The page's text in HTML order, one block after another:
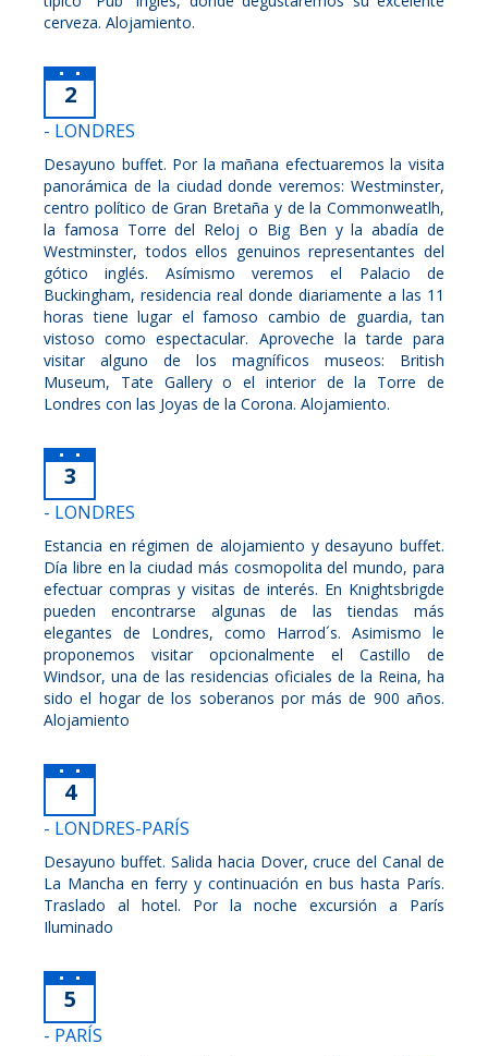
cerveza. Alojamiento.
2
- LONDRES
Desayuno buffet. Por la mañana efectuaremos la visita
panorámica de la ciudad donde veremos: Westminster,
centro político de Gran Bretaña y de la Commonweatlh,
la famosa Torre del Reloj o Big Ben y la abadía de
Westminster, todos ellos genuinos representantes del
gótico inglés. Asímismo veremos el Palacio de
Buckingham, residencia real donde diariamente a las 11
horas tiene lugar el famoso cambio de guardia, tan
vistoso como espectacular. Aproveche la tarde para
visitar alguno de los magníficos museos: British
Museum, Tate Gallery o el interior de la Torre de
Londres con las Joyas de la Corona. Alojamiento.
3
- LONDRES
Estancia en régimen de alojamiento y desayuno buffet.
Día libre en la ciudad más cosmopolita del mundo, para
efectuar compras y visitas de interés. En Knightsbrigde
pueden encontrarse algunas de las tiendas más
elegantes de Londres, como Harrod´s. Asimismo le
proponemos visitar opcionalmente el Castillo de
Windsor, una de las residencias oficiales de la Reina, ha
sido el hogar de los soberanos por más de 900 años.
Alojamiento
4
- LONDRES-PARÍS
Desayuno buffet. Salida hacia Dover, cruce del Canal de
La Mancha en ferry y continuación en bus hasta París.
Traslado al hotel. Por la noche excursión a París
Iluminado
5
- PARÍS